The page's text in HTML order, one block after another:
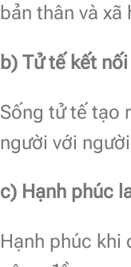
bản thân và xã
b) Tử tế kết nối
Sống tử tế tạo
người với
c) Hạnh phúc
Hạnh phúc khi